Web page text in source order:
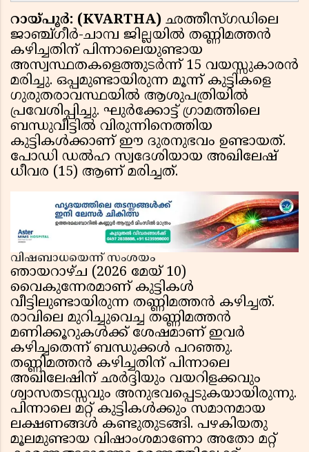
റായ്‌പൂർ: (KVARTHA) ഛത്തീസ്‌ഗഡിലെ
ജാഞ്ച്ഗീർ-ചാമ്പ ജില്ലയിൽ തണ്ണിമത്തൻ
കഴിച്ചതിന് പിന്നാലെയുണ്ടായ
അസ്വസ്ഥതകളെത്തുടർന്ന് 15 വയസ്സുകാരൻ
മരിച്ചു. ഒപ്പമുണ്ടായിരുന്ന മൂന്ന് കുട്ടികളെ
ഗുരുതരാവസ്ഥയിൽ ആശുപത്രിയിൽ
പ്രവേശിപ്പിച്ചു. ഘുർക്കോട്ട് ഗ്രാമത്തിലെ
ബന്ധുവീട്ടിൽ വിരുന്നിനെത്തിയ
കുട്ടികൾക്കാണ് ഈ ദുരനുഭവം ഉണ്ടായത്.
പോഡി ഡൽഹ സ്വദേശിയായ അഖിലേഷ്
ധീവര (15) ആണ് മരിച്ചത്.
വിഷബാധയെന്ന് സംശയം
ഞായറാഴ്ച (2026 മേയ് 10)
വൈകുന്നേരമാണ് കുട്ടികൾ
വീട്ടിലുണ്ടായിരുന്ന തണ്ണിമത്തൻ കഴിച്ചത്.
രാവിലെ മുറിച്ചുവെച്ച തണ്ണിമത്തൻ
മണിക്കൂറുകൾക്ക് ശേഷമാണ് ഇവർ
കഴിച്ചതെന്ന് ബന്ധുക്കൾ പറഞ്ഞു.
തണ്ണിമത്തൻ കഴിച്ചതിന് പിന്നാലെ
അഖിലേഷിന് ഛർദ്ദിയും വയറിളക്കവും
ശ്വാസതടസ്സവും അനുഭവപ്പെടുകയായിരുന്നു.
പിന്നാലെ മറ്റ് കുട്ടികൾക്കും സമാനമായ
ലക്ഷണങ്ങൾ കണ്ടുതുടങ്ങി. പഴകിയതു
മൂലമുണ്ടായ വിഷാംശമാണോ അതോ മറ്റ്